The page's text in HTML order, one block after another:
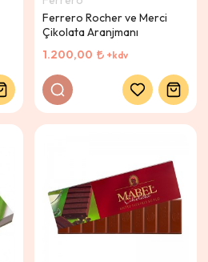
Ferrero Rocher ve Merci
Çikolata Aranjmanı
1.200,00
+kdv